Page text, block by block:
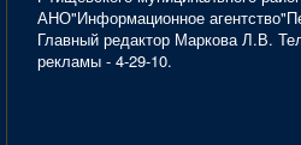
АНО"Информационное
Главный редактор Маркова Л.В.
рекламы - 4-29-10.